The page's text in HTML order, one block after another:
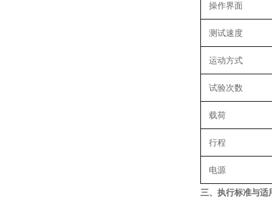
操作界面
测试速度
运动方式
试验次数
载荷
行程
电源
三、执行标准与适